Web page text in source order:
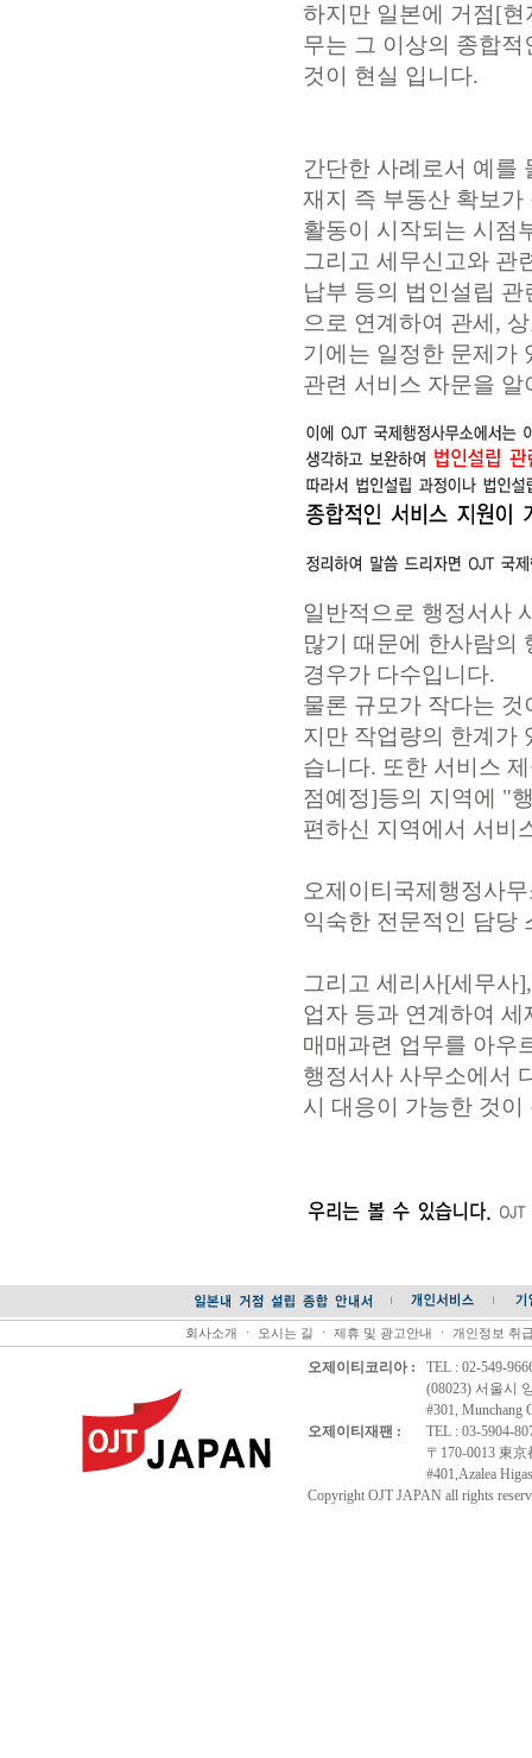
하지만 일본에 거점[
무는 그 이상의 종합
것이 현실 입니다.
간단한 사례로서 예를
재지 즉 부동산 확보
활동이 시작되는 시점
그리고 세무신고와 관
납부 등의 법인설립
으로 연계하여 관세,
기에는 일정한 문제가
관련 서비스 자문을
일반적으로 행정서사
많기 때문에 한사람의
경우가 다수입니다.
물론 규모가 작다는
지만 작업량의 한계가
습니다. 또한 서비스
점예정]등의 지역에 "
편하신 지역에서 서비
오제이티국제행정사
익숙한 전문적인 담당
그리고 세리사[세무사
업자 등과 연계하여
매매과련 업무를 아우
행정서사 사무소에서
시 대응이 가능한 것이
회사소개 ㆍ 오시는 길 ㆍ 제휴 및 광고안내 ㆍ 개인정보 취
오제이티코리아 :
TEL : 02-549-
(08023) 서울시
#301, Munchang
오제이티재팬 :
TEL : 03-5904-
〒170-0013 東
#401,Azalea
Copyright OJT JAPAN all rights